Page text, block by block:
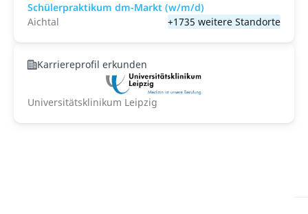
Schülerpraktikum dm-Markt (w/m/d)
Aichtal
+1735 weitere Standorte
Karriereprofil erkunden
Universitätsklinikum Leipzig